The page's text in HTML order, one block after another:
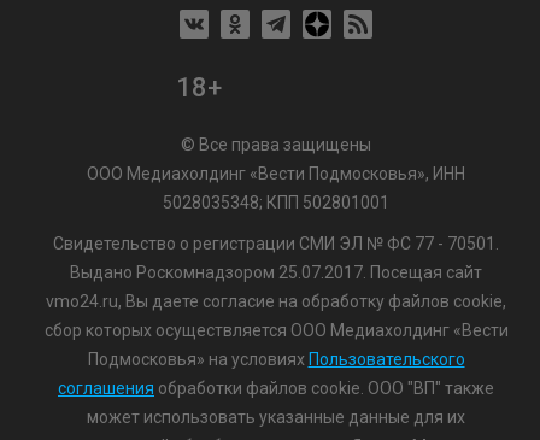
18+
© Все права защищены
ООО Медиахолдинг «Вести Подмосковья», ИНН
5028035348; КПП 502801001
Свидетельство о регистрации СМИ ЭЛ № ФС 77 - 70501.
Выдано Роскомнадзором 25.07.2017. Посещая сайт
vmo24.ru, Вы даете согласие на обработку файлов cookie,
сбор которых осуществляется ООО Медиахолдинг «Вести
Подмосковья» на условиях Пользовательского
соглашения обработки файлов cookie. ООО "ВП" также
может использовать указанные данные для их